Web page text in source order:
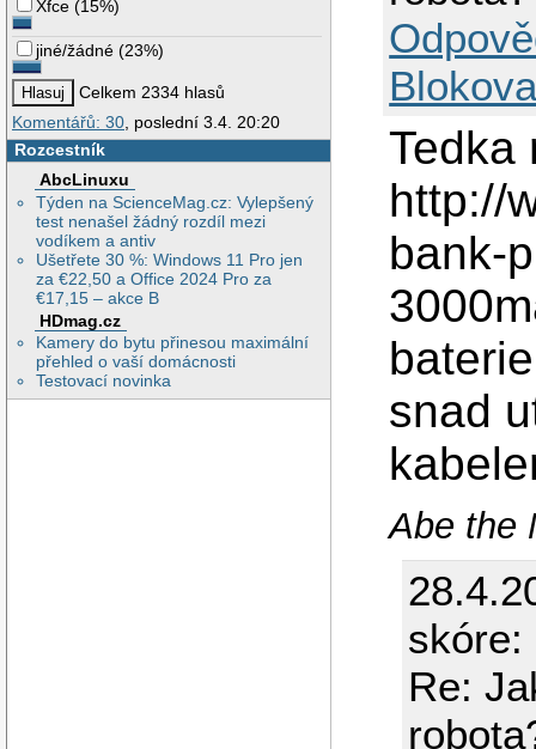
Xfce (15%)
jiné/žádné (23%)
Celkem 2334 hlasů
Komentářů: 30, poslední 3.4. 20:20
Rozcestník
AbcLinuxu
Týden na ScienceMag.cz: Vylepšený
test nenašel žádný rozdíl mezi
vodíkem a antiv
Ušetřete 30 %: Windows 11 Pro jen
za €22,50 a Office 2024 Pro za
€17,15 – akce B
HDmag.cz
Kamery do bytu přinesou maximální
přehled o vaší domácnosti
Testovací novinka
Tedka
http://
bank-
snad
Abe the
skóre:
Re: